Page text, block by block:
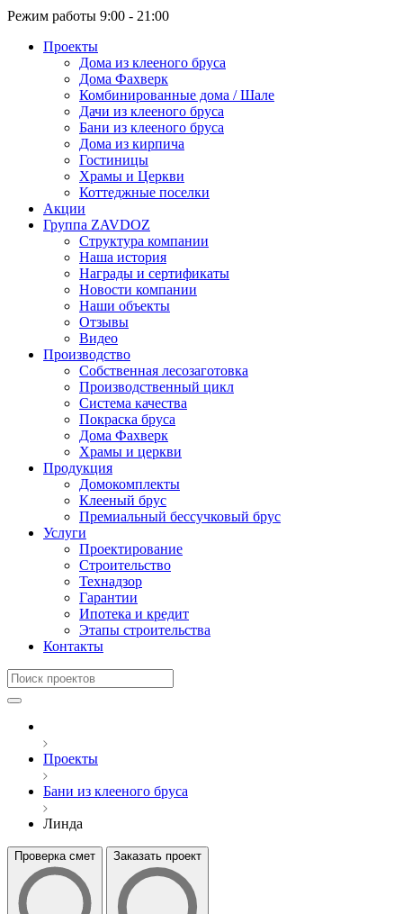
Режим работы 9:00 - 21:00
Проекты
Дома из клееного бруса
Дома Фахверк
Комбинированные дома / Шале
Дачи из клееного бруса
Бани из клееного бруса
Дома из кирпича
Гостиницы
Храмы и Церкви
Коттеджные поселки
Акции
Группа ZAVDOZ
Структура компании
Наша история
Награды и сертификаты
Новости компании
Наши объекты
Отзывы
Видео
Производство
Собственная лесозаготовка
Производственный цикл
Система качества
Покраска бруса
Дома Фахверк
Храмы и церкви
Продукция
Домокомплекты
Клееный брус
Премиальный бессучковый брус
Услуги
Проектирование
Строительство
Технадзор
Гарантии
Ипотека и кредит
Этапы строительства
Контакты
Проекты
Бани из клееного бруса
Линда
Проверка смет Заказать проект